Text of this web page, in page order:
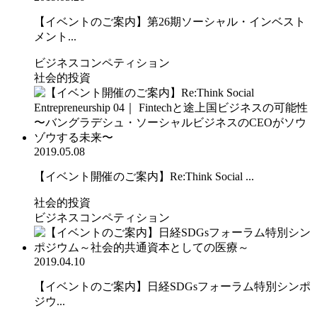
【イベントのご案内】第26期ソーシャル・インベスト
メント...
ビジネスコンペティション
社会的投資
2019.05.08
【イベント開催のご案内】Re:Think Social ...
社会的投資
ビジネスコンペティション
2019.04.10
【イベントのご案内】日経SDGsフォーラム特別シンポ
ジウ...